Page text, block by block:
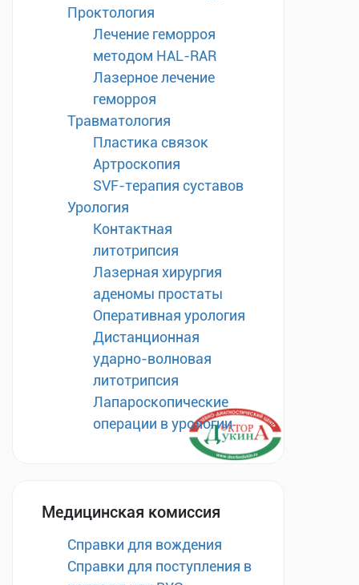
Проктология
Лечение геморроя
методом HAL-RAR
Лазерное лечение
геморроя
Травматология
Пластика связок
Артроскопия
SVF-терапия суставов
Урология
Контактная
литотрипсия
Лазерная хирургия
аденомы простаты
Оперативная урология
Дистанционная
ударно-волновая
литотрипсия
Лапароскопические
операции в урологии
Медицинская комиссия
Справки для вождения
Справки для поступления в